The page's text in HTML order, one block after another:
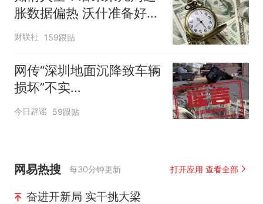
胀数据偏热 沃什准备好加
息
财联社 159跟贴
网传“深圳地面沉降致车辆
损坏”不实
（2026·08·06）
今日辟谣 59跟贴
网易热搜 每30分钟更新 打开应用 查看全部
奋进开新局 实干挑大梁